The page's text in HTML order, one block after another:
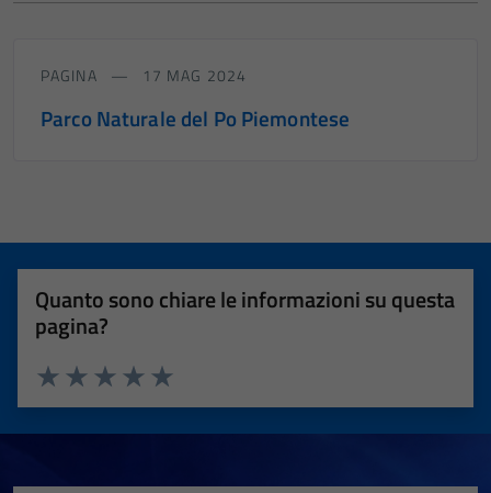
PAGINA 17 MAG 2024
Parco Naturale del Po Piemontese
Quanto sono chiare le informazioni su questa
pagina?
Valuta 5 stelle su 5
Valuta 4 stelle su 5
Valuta 3 stelle su 5
Valuta 2 stelle su 5
Valuta 1 stelle su 5